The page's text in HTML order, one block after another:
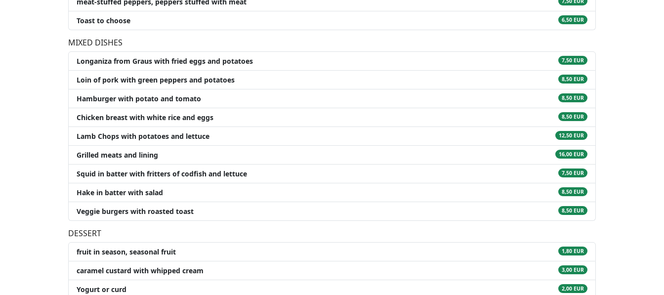
Toast to choose 6,50 EUR
MIXED DISHES
Longaniza from Graus with fried eggs and potatoes 7,50 EUR
Loin of pork with green peppers and potatoes 8,50 EUR
Hamburger with potato and tomato 8,50 EUR
Chicken breast with white rice and eggs 8,50 EUR
Lamb Chops with potatoes and lettuce 12,50 EUR
Grilled meats and lining 16,00 EUR
Squid in batter with fritters of codfish and lettuce 7,50 EUR
Hake in batter with salad 8,50 EUR
Veggie burgers with roasted toast 8,50 EUR
DESSERT
fruit in season, seasonal fruit 1,80 EUR
caramel custard with whipped cream 3,00 EUR
Yogurt or curd 2,00 EUR